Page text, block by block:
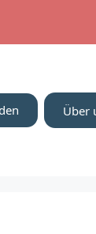
Über